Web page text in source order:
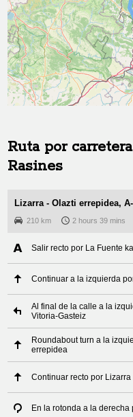
Ruta por
Rasines
Lizarra - Olazti errepidea,
210 km 2 hours 39 mins
Salir recto por La Fuente
Continuar a la izquierda
Al final de la calle a la
Vitoria-Gasteiz
Roundabout turn a la
errepidea
Continuar recto por
En la rotonda a la